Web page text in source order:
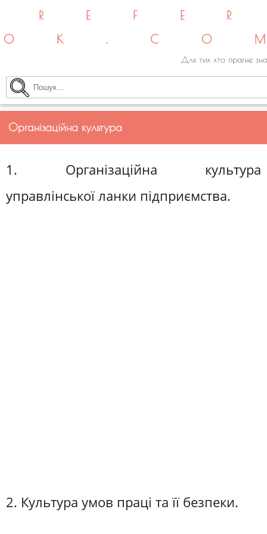
Для тих хто прагне
Організаційна культура
1. Організаційна культура
управлінської ланки підприємства.
2. Культура умов праці та її безпеки.